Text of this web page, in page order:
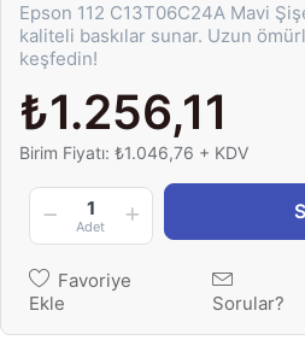
Epson 112 C13T06C24A Mavi
kaliteli baskılar sunar. Uzun
keşfedin!
₺1.256,11
Birim Fiyatı: ₺1.046,76 + KDV
1
Adet
Favoriye
Ekle
Sorular?